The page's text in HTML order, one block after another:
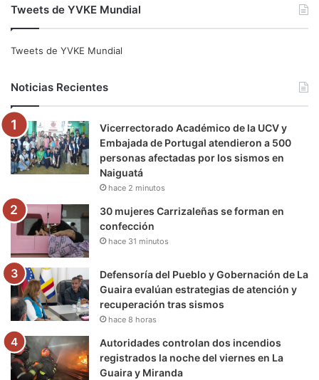
e
o
o
k
t
e
r
b
e
g
r
a
r
a
m
k
Tweets de YVKE Mundial
Tweets de YVKE Mundial
Noticias Recientes
Vicerrectorado Académico de la UCV y
Embajada de Portugal atendieron a 500
personas afectadas por los sismos en
Naiguatá
hace 2 minutos
30 mujeres Carrizaleñas se forman en
confección
hace 31 minutos
Defensoría del Pueblo y Gobernación de La
Guaira evalúan estrategias de atención y
recuperación tras sismos
hace 8 horas
Autoridades controlan dos incendios
registrados la noche del viernes en La
Guaira y Miranda